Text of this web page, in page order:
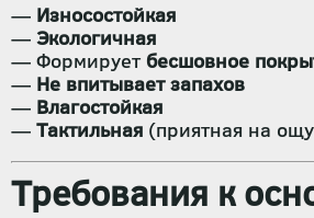
— Износостойкая
— Экологичная
— Формирует бесшовное
— Не впитывает запахов
— Влагостойкая
— Тактильная (приятная на
Требования к